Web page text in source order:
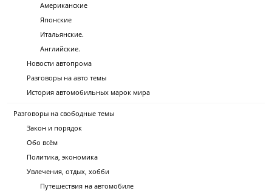
Американские
Японские
Итальянские.
Английские.
Новости автопрома
Разговоры на авто темы
История автомобильных марок мира
Разговоры на свободные темы
Закон и порядок
Обо всём
Политика, экономика
Увлечения, отдых, хобби
Путешествия на автомобиле